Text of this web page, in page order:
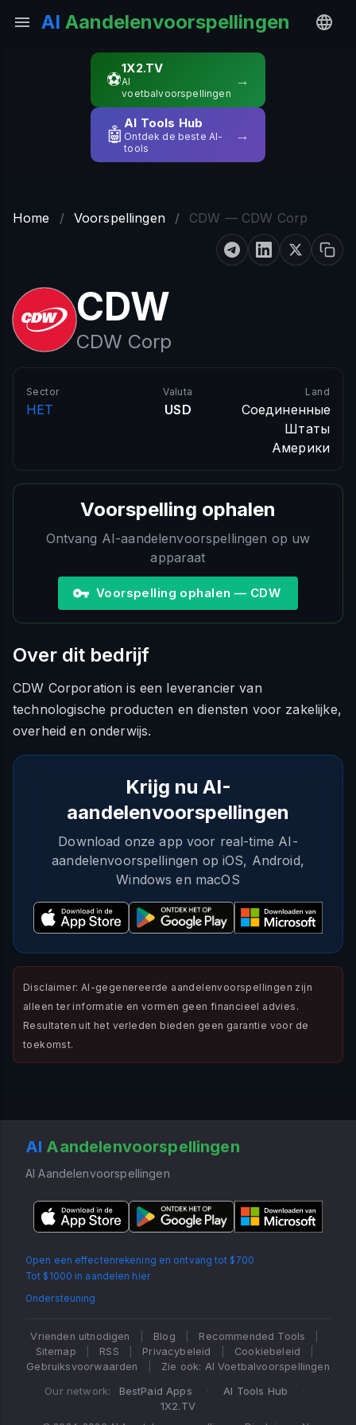
AI Aandelenvoorspellingen
⚽
1X2.TV
AI
voetbalvoorspellingen
→
🤖
AI Tools Hub
Ontdek de beste AI-
tools
→
Home / Voorspellingen / CDW — CDW Corp
CDW
CDW Corp
Sector
HET
Valuta
USD
Land
Соединенные
Штаты
Америки
Voorspelling ophalen
Ontvang AI-aandelenvoorspellingen op uw
apparaat
Voorspelling ophalen — CDW
Over dit bedrijf
CDW Corporation is een leverancier van
technologische producten en diensten voor zakelijke,
overheid en onderwijs.
Krijg nu AI-
aandelenvoorspellingen
Download onze app voor real-time AI-
aandelenvoorspellingen op iOS, Android,
Windows en macOS
Disclaimer: AI-gegenereerde aandelenvoorspellingen zijn
alleen ter informatie en vormen geen financieel advies.
Resultaten uit het verleden bieden geen garantie voor de
toekomst.
AI Aandelenvoorspellingen
AI Aandelenvoorspellingen
Open een effectenrekening en ontvang tot $700
Tot $1000 in aandelen hier
Ondersteuning
Vrienden uitnodigen Blog Recommended Tools
Sitemap
RSS Privacybeleid Cookiebeleid
Gebruiksvoorwaarden
Zie ook: AI Voetbalvoorspellingen
Our network: BestPaid Apps · AI Tools Hub
·
1X2.TV